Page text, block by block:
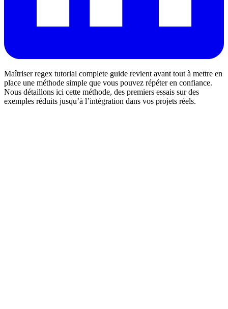
Maîtriser regex tutorial complete guide revient avant tout à mettre en
place une méthode simple que vous pouvez répéter en confiance.
Nous détaillons ici cette méthode, des premiers essais sur des
exemples réduits jusqu’à l’intégration dans vos projets réels.